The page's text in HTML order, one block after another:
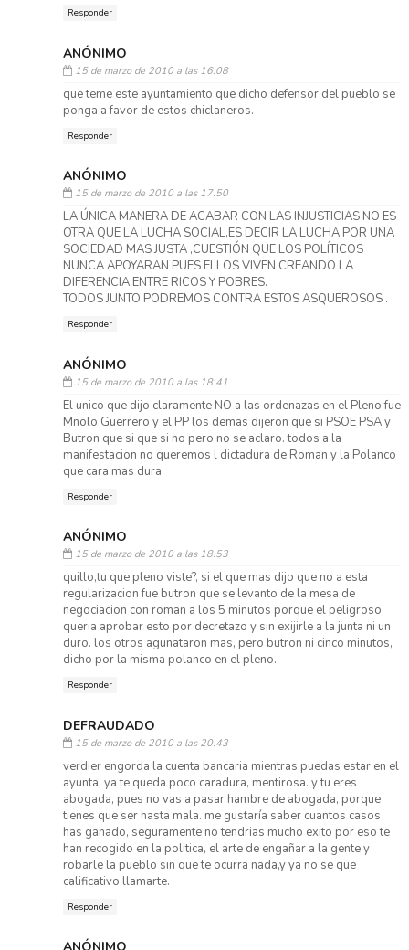
Responder
ANÓNIMO
15 de marzo de 2010 a las 16:08
que teme este ayuntamiento que dicho defensor del pueblo se
ponga a favor de estos chiclaneros.
Responder
ANÓNIMO
15 de marzo de 2010 a las 17:50
LA ÚNICA MANERA DE ACABAR CON LAS INJUSTICIAS NO ES
OTRA QUE LA LUCHA SOCIAL,ES DECIR LA LUCHA POR UNA
SOCIEDAD MAS JUSTA ,CUESTIÓN QUE LOS POLÍTICOS
NUNCA APOYARAN PUES ELLOS VIVEN CREANDO LA
DIFERENCIA ENTRE RICOS Y POBRES.
TODOS JUNTO PODREMOS CONTRA ESTOS ASQUEROSOS .
Responder
ANÓNIMO
15 de marzo de 2010 a las 18:41
El unico que dijo claramente NO a las ordenazas en el Pleno fue
Mnolo Guerrero y el PP los demas dijeron que si PSOE PSA y
Butron que si que si no pero no se aclaro. todos a la
manifestacion no queremos l dictadura de Roman y la Polanco
que cara mas dura
Responder
ANÓNIMO
15 de marzo de 2010 a las 18:53
quillo,tu que pleno viste?, si el que mas dijo que no a esta
regularizacion fue butron que se levanto de la mesa de
negociacion con roman a los 5 minutos porque el peligroso
queria aprobar esto por decretazo y sin exijirle a la junta ni un
duro. los otros agunataron mas, pero butron ni cinco minutos,
dicho por la misma polanco en el pleno.
Responder
DEFRAUDADO
15 de marzo de 2010 a las 20:43
verdier engorda la cuenta bancaria mientras puedas estar en el
ayunta, ya te queda poco caradura, mentirosa. y tu eres
abogada, pues no vas a pasar hambre de abogada, porque
tienes que ser hasta mala. me gustaría saber cuantos casos
has ganado, seguramente no tendrias mucho exito por eso te
han recogido en la politica, el arte de engañar a la gente y
robarle la pueblo sin que te ocurra nada,y ya no se que
calificativo llamarte.
Responder